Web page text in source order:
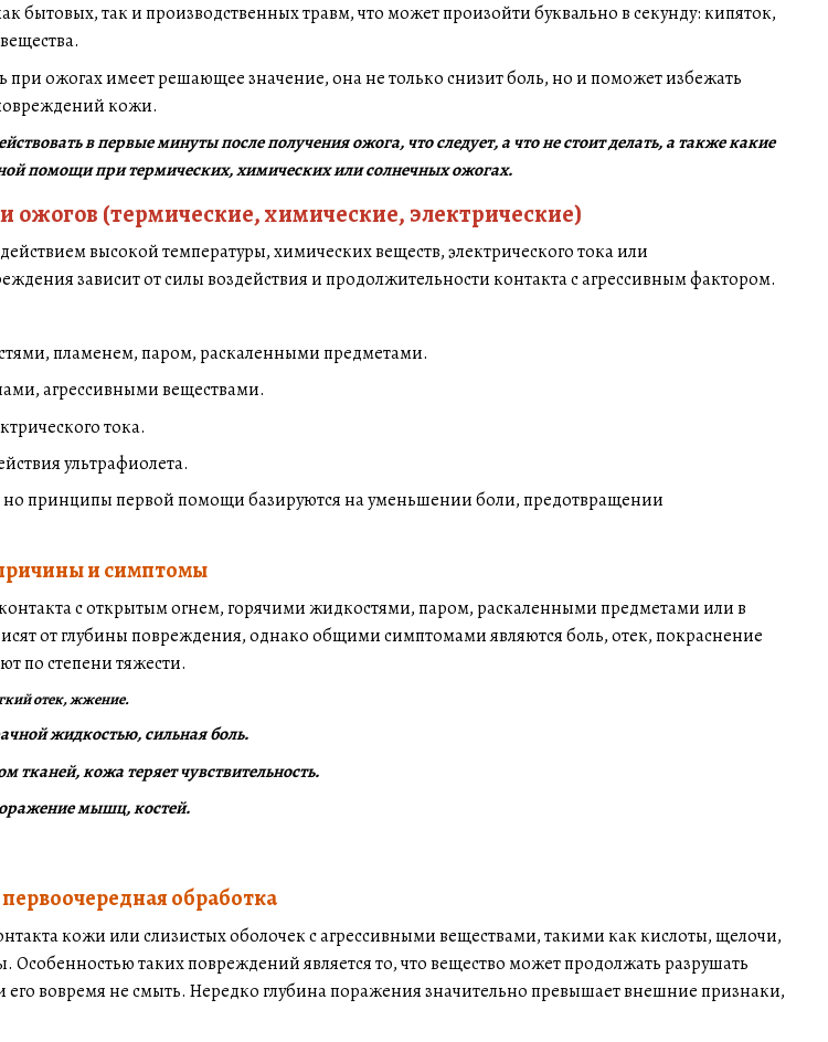
бытовых, так и производственных травм, что может произойти буквально в секунду: кипяток,
ожогах имеет решающее значение, она не только снизит боль, но и поможет избежать
кожи.
в первые минуты после получения ожога, что следует, а что не стоит делать, а также какие
помощи при термических, химических или солнечных ожогах.
ожогов (термические, химические, электрические)
высокой температуры, химических веществ, электрического тока или
зависит от силы воздействия и продолжительности контакта с агрессивным фактором.
пламенем, паром, раскаленными предметами.
агрессивными веществами.
тока.
ультрафиолета.
принципы первой помощи базируются на уменьшении боли, предотвращении
и симптомы
с открытым огнем, горячими жидкостями, паром, раскаленными предметами или в
от глубины повреждения, однако общими симптомами являются боль, отек, покраснение
по степени тяжести.
отек, жжение.
жидкостью, сильная боль.
тканей, кожа теряет чувствительность.
мышц, костей.
обработка
кожи или слизистых оболочек с агрессивными веществами, такими как кислоты, щелочи,
таких повреждений является то, что вещество может продолжать разрушать
его вовремя не смыть. Нередко глубина поражения значительно превышает внешние признаки,